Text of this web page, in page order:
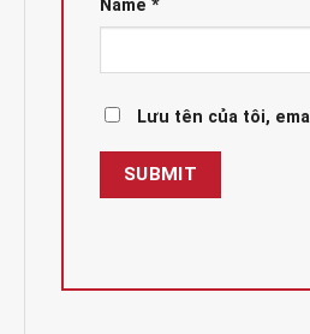
Name *
Lưu tên của tôi,